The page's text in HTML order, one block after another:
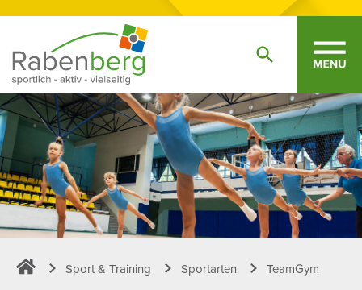
Sport & Training Sportarten TeamGym